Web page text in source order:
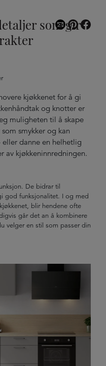
som gir
kjøkkenet for å gi
og knotter er
muligheten til å skape
smykker og kan
danne en helhetlig
av kjøkkeninnredningen.
De bidrar til
god funksjonalitet. I og med
blir hendene ofte
går det an å kombinere
velger en stil som passer din